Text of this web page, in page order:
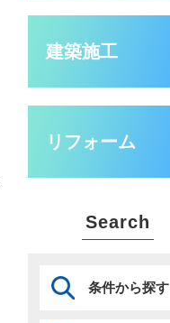
建築施工
リフォーム
Search
条件から探す